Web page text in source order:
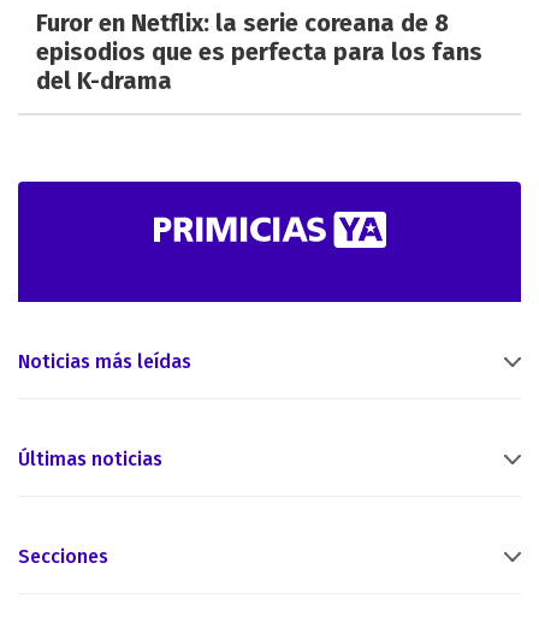
Furor en Netflix: la serie coreana de 8
episodios que es perfecta para los fans
del K-drama
Noticias más leídas
Últimas noticias
Secciones